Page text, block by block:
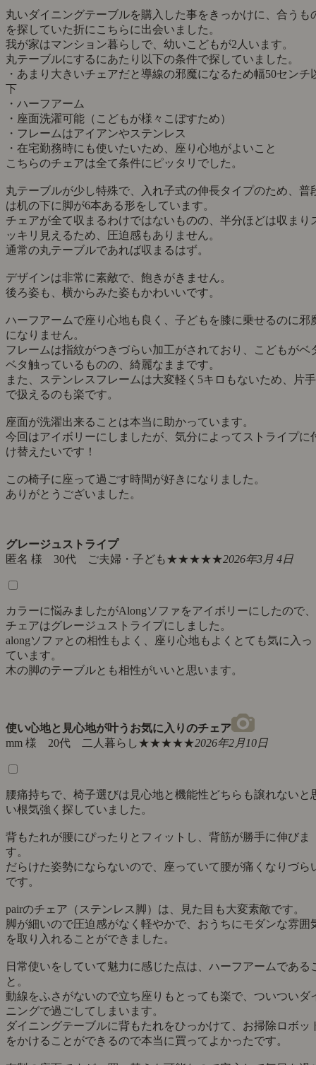
丸テーブルに合う、子育て世代に嬉しい椅子
丸いダイニングテーブルを購入した事をきっかけに、合うも
を探していた折にこちらに出会いました。
我が家はマンション暮らしで、幼いこどもが2人います。
丸テーブルにするにあたり以下の条件で探していました。
・あまり大きいチェアだと導線の邪魔になるため幅50センチ
下
・ハーフアーム
・フレームはアイアンやステンレス
・在宅勤務時にも使いたいため、座り心地がよいこと
は机の下に脚が6本ある形をしています。
チェアが全て収まるわけではないものの、半分ほどは収まり
ッキリ見えるため、圧迫感もありません。
デザインは非常に素敵で、飽きがきません。
後ろ姿も、横からみた姿もかわいいです。
ハーフアームで座り心地も良く、子どもを膝に乗せるのに邪
になりません。
また、ステンレスフレームは大変軽く5キロもないため、片手
で扱えるのも楽です。
座面が洗濯出来ることは本当に助かっています。
け替えたいです！
ありがとうございました。
グレージュストライプ
匿名 様 30代 ご夫婦・子ども ★★★★★ 2026年3月 4日
チェアはグレージュストライプにしました。
alongソファとの相性もよく、座り心地もよくとても気に入っ
ています。
木の脚のテーブルとも相性がいいと思います。